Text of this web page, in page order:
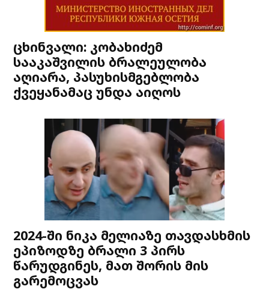
ცხინვალი: კობახიძემ
სააკაშვილის ბრალეულობა
აღიარა, პასუხისმგებლობა
ქვეყანამაც უნდა აიღოს
2024-ში ნიკა მელიაზე თავდასხმის
ეპიზოდზე ბრალი 3 პირს
წარუდგინეს, მათ შორის მის
გარემოცვას